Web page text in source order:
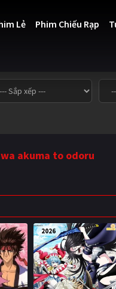
Lẻ Phim Chiếu Rạp
akuma to odoru
2026